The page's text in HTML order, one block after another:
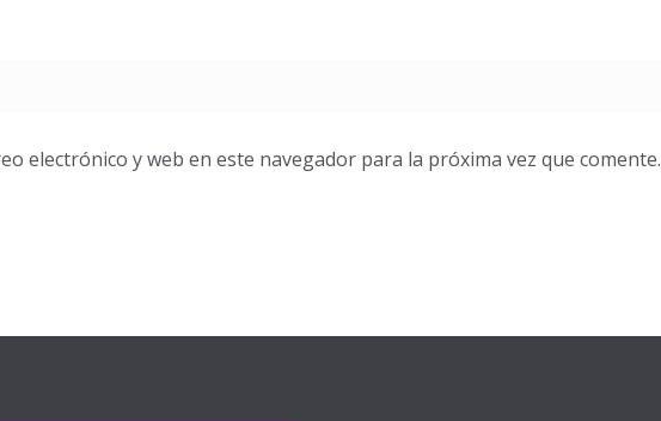
electrónico y web en este navegador para la próxima vez que comente.